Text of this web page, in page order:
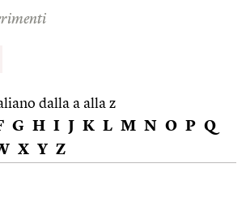
dalla a alla z
G H I J K L M N O P Q
X Y Z